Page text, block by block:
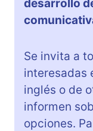
desarrollo
Se invita a
interesadas
inglés o de
informen
opciones.